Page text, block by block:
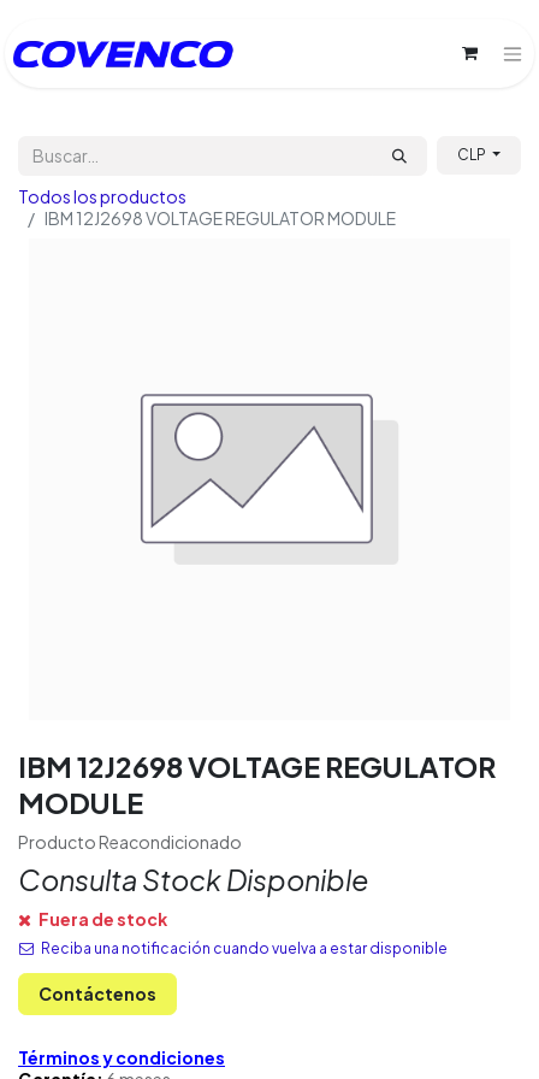
CLP
Todos los productos
IBM 12J2698 VOLTAGE REGULATOR MODULE
IBM 12J2698 VOLTAGE REGULATOR
MODULE
Producto Reacondicionado
Consulta Stock Disponible
Fuera de stock
Reciba una notificación cuando vuelva a estar disponible
Contáctenos
Términos y condiciones